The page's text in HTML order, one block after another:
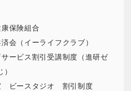
保険組合
会（イーライフクラブ）
ービス割引受講制度（進研ゼ
ビースタジオ 割引制度